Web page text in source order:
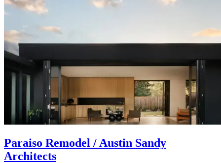
Paraiso Remodel / Austin Sandy
Architects